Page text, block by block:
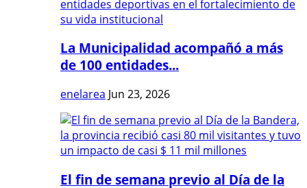
La Municipalidad acompañó a más
de 100 entidades...
enelarea Jun 23, 2026
El fin de semana previo al Día de la